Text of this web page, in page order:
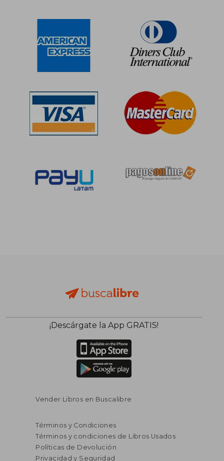
S/ 115,34
¡Descárgate la App GRATIS!
Vender Libros en Buscalibre
Términos y Condiciones
Términos y condiciones de Libros Usados
Políticas de Devolución
Privacidad y Seguridad